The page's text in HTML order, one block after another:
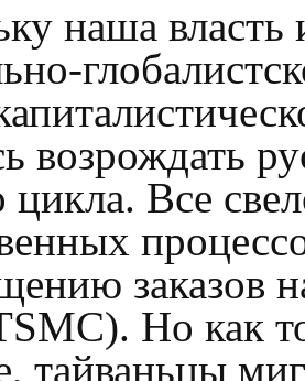
наша
возрождать
цикла. Все
заказов
Но как
тайваньцы